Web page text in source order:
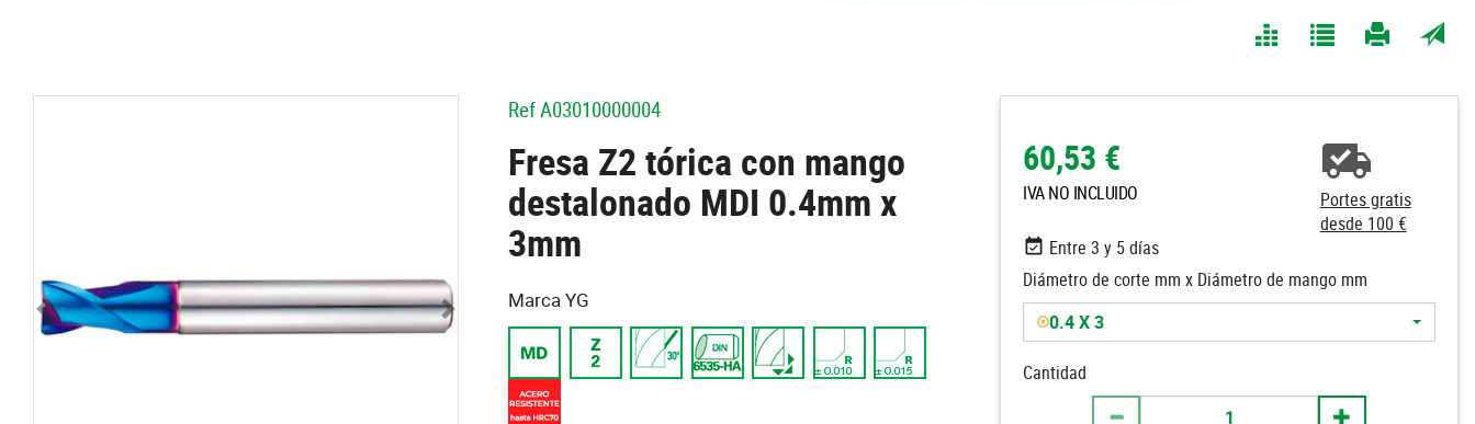
RefA03010000004
Fresa Z2 tórica con mango
destalonado MDI 0.4mm x
3mm
60,53 €
IVA NO INCLUIDO
Portes gratis
desde 100 €
Entre 3 y 5 días
Diámetro de corte mm x Diámetro de mango mm
0.4 X 3
Cantidad
Marca YG